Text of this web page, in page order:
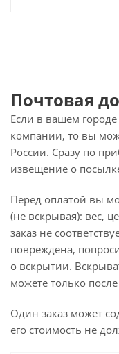
Почтовая
Если в вашем
компании, то вы
России. Сразу по
извещение о
Перед оплатой вы
(не вскрывая): вес,
заказ не
повреждена,
о вскрытии.
можете только
Один заказ может
его стоимость не